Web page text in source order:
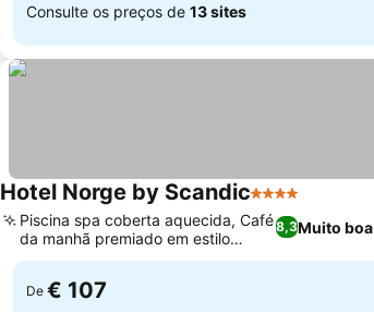
Consulte os preços de 13 sites
Hotel Norge by Scandic4 Estrelas
8,3Muito boa
Piscina spa coberta aquecida, Café
da manhã premiado em estilo
buffet
De € 107